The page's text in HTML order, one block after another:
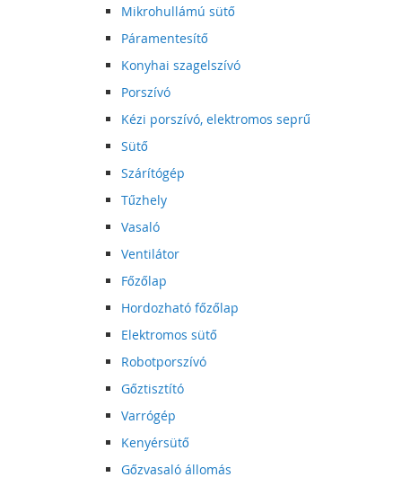
Mikrohullámú sütő
Páramentesítő
Konyhai szagelszívó
Porszívó
Kézi porszívó, elektromos seprű
Sütő
Szárítógép
Tűzhely
Vasaló
Ventilátor
Főzőlap
Hordozható főzőlap
Elektromos sütő
Robotporszívó
Gőztisztító
Varrógép
Kenyérsütő
Gőzvasaló állomás